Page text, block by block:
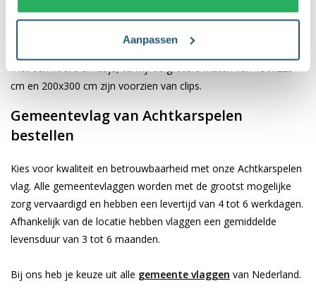
Aanpassen
Afhankelijk van de afmetingen die je kiest, worden de vlaggen
voorzien van verschillende bevestigingsmogelijkheden. De
met een koord en lusje, terwijl de grotere maten van 150x225
cm en 200x300 cm zijn voorzien van clips.
Gemeentevlag van Achtkarspelen
bestellen
Kies voor kwaliteit en betrouwbaarheid met onze Achtkarspelen
vlag. Alle gemeentevlaggen worden met de grootst mogelijke
zorg vervaardigd en hebben een levertijd van 4 tot 6 werkdagen.
Afhankelijk van de locatie hebben vlaggen een gemiddelde
levensduur van 3 tot 6 maanden.
Bij ons heb je keuze uit alle gemeente vlaggen van Nederland.